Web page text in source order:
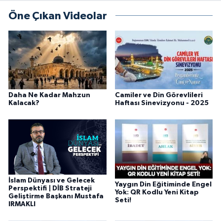
Öne Çıkan Videolar
Daha Ne Kadar Mahzun
Kalacak?
Camiler ve Din Görevlileri
Haftası Sinevizyonu - 2025
İslam Dünyası ve Gelecek
Perspektifi | DİB Strateji
Geliştirme Başkanı Mustafa
IRMAKLI
Yaygın Din Eğitiminde Engel
Yok: QR Kodlu Yeni Kitap
Seti!
Bitlis Müftülüğü
Bolu Müftülüğü
Burdur Müftülüğü
Bursa Müftülüğü
Çanakkale Müftülüğü
Çankırı Müftülüğü
Çorum Müftülüğü
Denizli Müftülüğü
Sağlık
Makaleler
Ekonomi
Duyurular
Podcast
Bilim, Teknoloji
Biyografiler
Diyanet TV